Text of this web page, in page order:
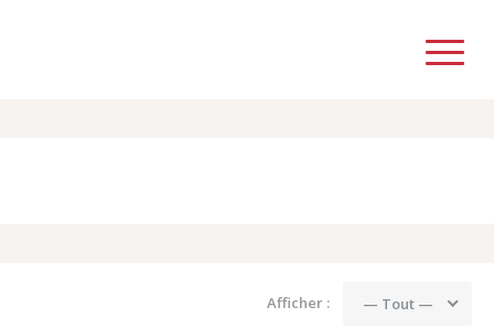
Afficher : — Tout —